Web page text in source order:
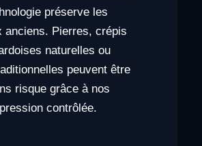
préserve les
anciens. Pierres, crépis
naturelles ou
peuvent être
risque grâce à nos
contrôlée.